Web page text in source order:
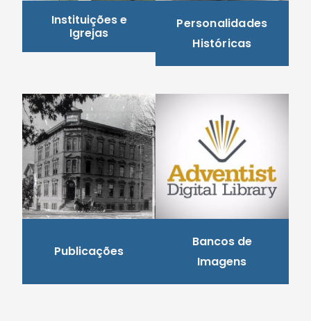
Instituições e
Igrejas
Personalidades
Históricas
Publicações
Bancos de
Imagens